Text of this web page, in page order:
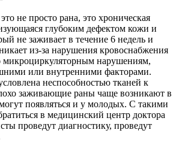
не просто рана, это хроническая
глубоким дефектом кожи и
не заживает в течение 6 недель и
из-за нарушения кровоснабжения
микроциркуляторным нарушениям,
или внутренними факторами.
неспособностью тканей к
заживающие раны чаще возникают в
появляться и у молодых. С такими
в медицинский центр доктора
проведут диагностику, проведут